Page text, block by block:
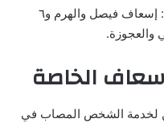
تتواجد في جميع أنحاء محافظة الجيزة: إسعاف فيصل والهرم و٦
والعجوزة.
الخاصة
لخدمة الشخص المصاب في